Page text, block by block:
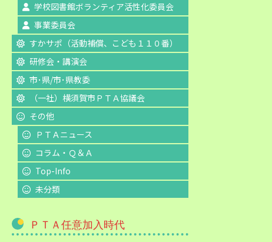
学校図書館ボランティア活性化委員会
事業委員会
すかサポ（活動補償、こども１１０番）
研修会・講演会
市･県/市･県教委
（一社）横須賀市ＰＴＡ協議会
その他
ＰＴＡニュース
コラム・Ｑ＆Ａ
Top-Info
未分類
ＰＴＡ任意加入時代